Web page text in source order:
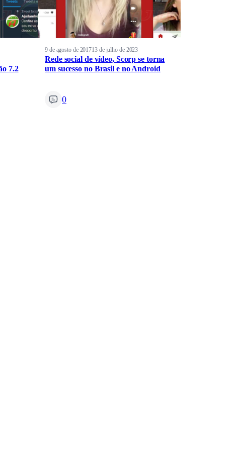
7.2
9 de agosto de 201713 de julho de 2023
Rede social de vídeo, Scorp se torna
um sucesso no Brasil e no Android
0